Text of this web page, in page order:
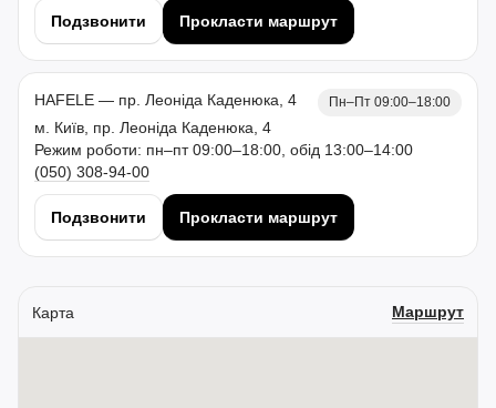
Подзвонити Прокласти маршрут
HAFELE — пр. Леоніда Каденюка, 4 Пн–Пт 09:00–18:00
м. Київ, пр. Леоніда Каденюка, 4
Режим роботи: пн–пт 09:00–18:00, обід 13:00–14:00
(050) 308-94-00
Подзвонити Прокласти маршрут
Карта Маршрут